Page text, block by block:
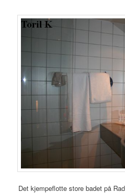
Det kjempeflotte store badet på